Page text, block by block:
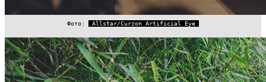
Фото: Allstar/Curzon Artificial Eye